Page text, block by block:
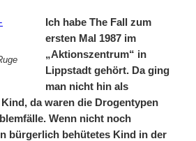
Ich habe The Fall zum
ersten Mal 1987 im
„Aktionszentrum“ in
Lippstadt gehört. Da ging
man nicht hin als
da waren die Drogentypen
Wenn nicht noch
bürgerlich behütetes Kind in der